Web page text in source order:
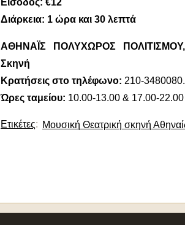
Είσοδος: €12
Διάρκεια: 1 ώρα και 30 λεπτά
ΑΘΗΝΑΪΣ ΠΟΛΥΧΩΡΟΣ ΠΟΛΙΤΙΣΜΟΥ,
Σκηνή
Κρατήσεις στο τηλέφωνο: 210-3480080.
Ώρες ταμείου: 10.00-13.00 & 17.00-22.00
Ετικέτες: Μουσική Θεατρική σκηνή